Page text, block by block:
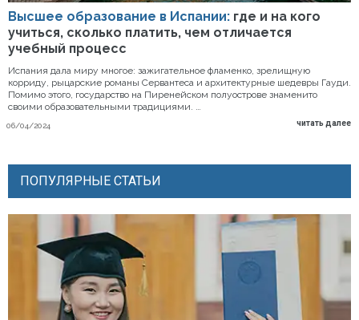
Высшее образование в Испании: где и на кого
учиться, сколько платить, чем отличается
учебный процесс
06/04/2024
Испания дала миру многое: зажигательное фламенко, зрелищную
корриду, рыцарские романы Сервантеса и архитектурные шедевры Гауди.
Помимо этого, государство на Пиренейском полуострове знаменито
своими образовательными традициями. …
читать далее
ПОПУЛЯРНЫЕ СТАТЬИ